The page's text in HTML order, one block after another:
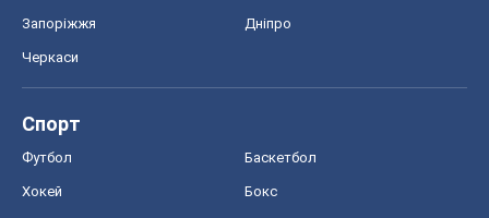
Запоріжжя Дніпро
Черкаси
Спорт
Футбол Баскетбол
Хокей Бокс